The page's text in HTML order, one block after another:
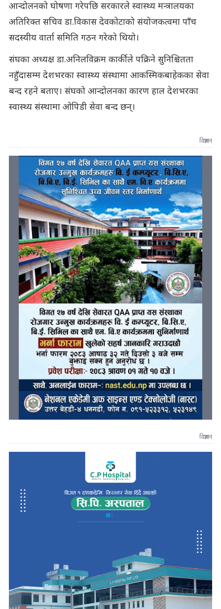
आन्दोलनको घोषणा गरेपछि सरकारले स्वास्थ्य मन्त्रालयका
अतिरिक्त सचिव डा.विकास देवकोटाको संयोजकत्वमा पाँच
सदस्यीय वार्ता समिति गठन गरेको थियो।
संघका अध्यक्ष डा.अनिलविक्रम कार्कीले पक्रिने सुनिश्चितता
नहुँदासम्म देशभरका स्वास्थ्य संस्थामा आकस्मिकबाहेकका सेवा
बन्द रहने बताए। संघको आन्दोलनका कारण हाल देशभरका
स्वास्थ्य संस्थामा ओपिडी सेवा बन्द छन्।
विज्ञापन
विज्ञापन